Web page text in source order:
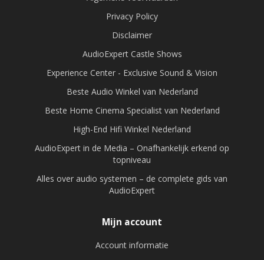
Privacy Policy
Disclaimer
AudioExpert Castle Shows
Experience Center - Exclusive Sound & Vision
Beste Audio Winkel van Nederland
Beste Home Cinema Specialist van Nederland
High-End Hifi Winkel Nederland
AudioExpert in de Media – Onafhankelijk erkend op
topniveau
Alles over audio systemen – de complete gids van
AudioExpert
Mijn account
Account informatie